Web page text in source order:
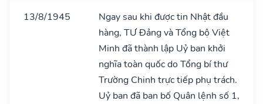
13/8/1945
Ngay sau khi được tin Nhật đầu
hàng, TƯ Đảng và Tổng bộ Việt
Minh đã thành lập Uỷ ban khởi
nghĩa toàn quốc do Tổng bí thư
Trường Chinh trực tiếp phụ trách.
Uỷ ban đã ban bố Quân lệnh số 1,